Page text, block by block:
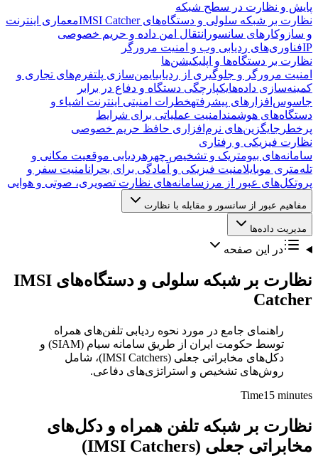
پایش و نظارت در سطح شبکه
نظارت بر شبکه سلولی و دستگاه‌های IMSI Catcher
معماری اینترنت
و سازوکارهای سانسور انتقال امن داده و حریم خصوصی
IPفناوری‌های ردیابی وب و امنیت مرورگر
نظارت بر دستگاه‌ها و اپلیکیشن‌ها
امنیت مرورگر و جلوگیری از ردیابیایمن‌سازی پلتفرم‌های تجاری و
کمینه‌سازی داده‌هایکپارچگی دستگاه و دفاع در برابر
جاسوس‌افزارهای پیشرفتهخطرات امنیتی اینترنت اشیاء و
دستگاه‌های هوشمند امنیت عملیاتی برای شرایط
پرخطر جایگزین‌های نرم‌افزاری حافظ حریم خصوصی
نظارت فیزیکی و رفتاری
سامانه‌های بیومتریک و تشخیص چهرهردیابی موقعیت مکانی و
تله‌متری موبایلامنیت فیزیکی و آمادگی برای بحرانامنیت سفر و
پروتکل‌های عبور از مرز سامانه‌های نظارت تصویری، صوتی و هوایی
مفاهیم عبور از سانسور و مقابله با نظارت
مدیریت داده‌ها
در این صفحه
نظارت بر شبکه سلولی و دستگاه‌های IMSI
Catcher
راهنمای جامع در مورد نحوه ردیابی تلفن‌های همراه
توسط حکومت ایران از طریق سامانه سیام (SIAM) و
دکل‌های مخابراتی جعلی (IMSI Catchers)، شامل
روش‌های تشخیص و استراتژی‌های دفاعی.
Time15 minutes
نظارت بر شبکه تلفن همراه و دکل‌های
مخابراتی جعلی (IMSI Catchers)